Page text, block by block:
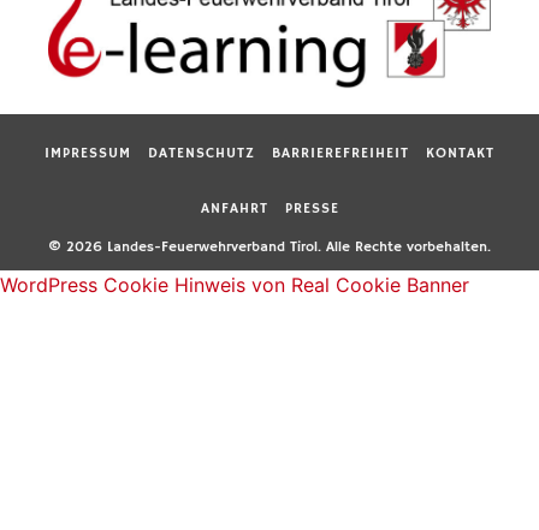
IMPRESSUM DATENSCHUTZ BARRIEREFREIHEIT KONTAKT
ANFAHRT PRESSE
© 2026 Landes-Feuerwehrverband Tirol. Alle Rechte vorbehalten.
WordPress Cookie Hinweis von Real Cookie Banner